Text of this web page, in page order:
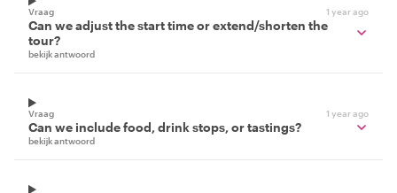
Vraag 1 year ago
Can we adjust the start time or extend/shorten the
tour?
bekijk antwoord
Vraag 1 year ago
Can we include food, drink stops, or tastings?
bekijk antwoord